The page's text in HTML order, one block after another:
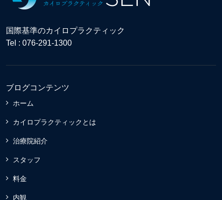
国際基準のカイロプラクティック
Tel : 076-291-1300
ブログコンテンツ
ホーム
カイロプラクティックとは
治療院紹介
スタッフ
料金
内観